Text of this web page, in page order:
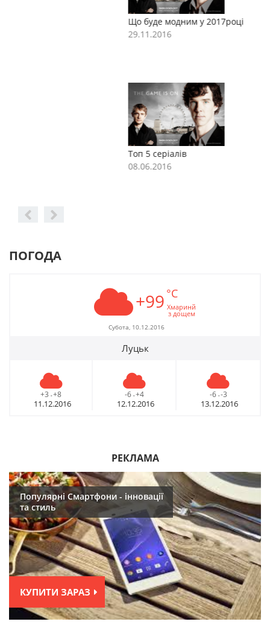
Що буде модним у 2017році
ПОГОДА
+99 °C
Хмаринй
з дощем
Субота, 10.12.2016
Луцьк
+3 - +8
11.12.2016
-6 - +4
12.12.2016
-6 - -3
13.12.2016
РЕКЛАМА
Популярні Смартфони - інновації
та стиль
КУПИТИ ЗАРАЗ